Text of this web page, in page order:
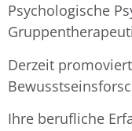
Psychologische
Derzeit
Ihre berufliche